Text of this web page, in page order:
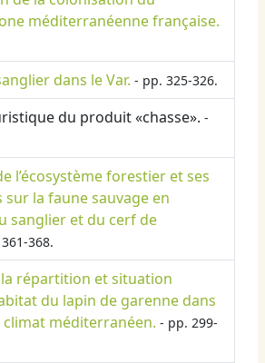
méditerranéenne française.
dans le Var. - pp. 325-326.
du produit «chasse». -
l’écosystème forestier et ses
sur la faune sauvage en
sanglier et du cerf de
368.
répartition et situation
du lapin de garenne dans
climat méditerranéen. - pp. 299-